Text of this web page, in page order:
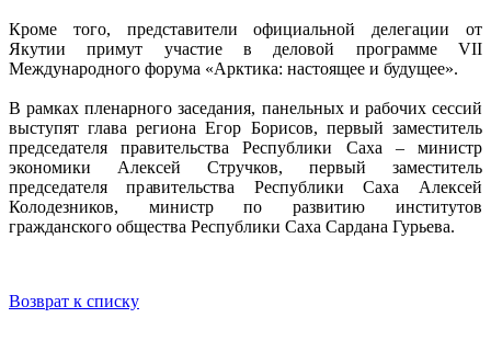
Кроме того, представители официальной делегации от
Якутии примут участие в деловой программе VII
Международного форума «Арктика: настоящее и будущее».
В рамках пленарного заседания, панельных и рабочих сессий
выступят глава региона Егор Борисов, первый заместитель
председателя правительства Республики Саха – министр
экономики Алексей Стручков, первый заместитель
председателя правительства Республики Саха Алексей
Колодезников, министр по развитию институтов
гражданского общества Республики Саха Сардана Гурьева.
Возврат к списку